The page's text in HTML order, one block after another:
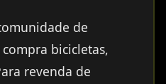
de
bicicletas,
revenda de